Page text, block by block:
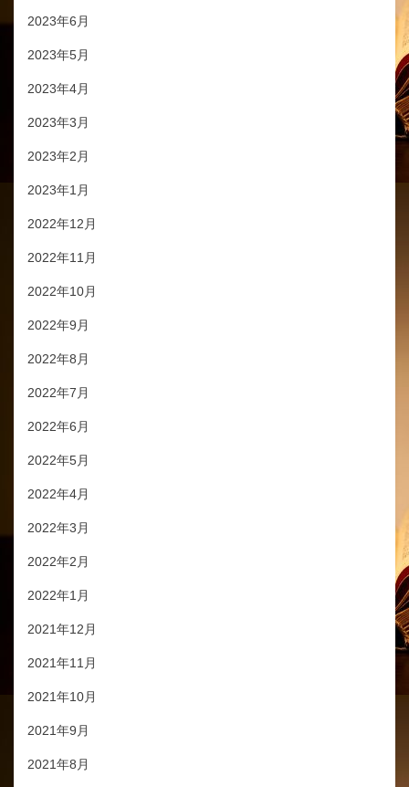
2023年6月
2023年5月
2023年4月
2023年3月
2023年2月
2023年1月
2022年12月
2022年11月
2022年10月
2022年9月
2022年8月
2022年7月
2022年6月
2022年5月
2022年4月
2022年3月
2022年2月
2022年1月
2021年12月
2021年11月
2021年10月
2021年9月
2021年8月